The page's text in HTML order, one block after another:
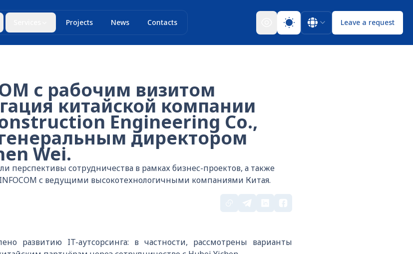
Projects News Contacts Leave a request
с рабочим визитом
китайской компании
Engineering Co.,
генеральным директором
Wei.
перспективы сотрудничества в рамках бизнес-проектов, а также
с ведущими высокотехнологичными компаниями Китая.
развитию IT-аутсорсинга: в частности, рассмотрены варианты